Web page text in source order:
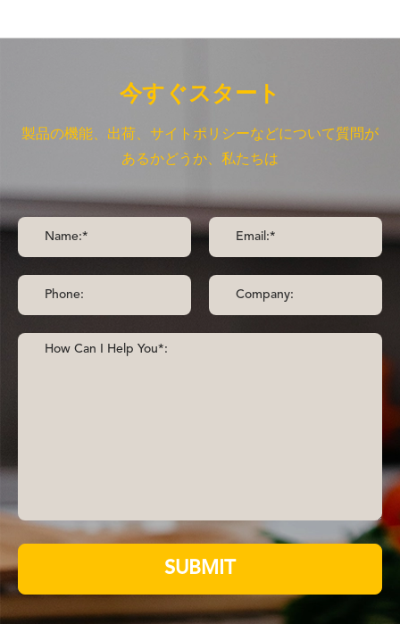
今すぐスタート
製品の機能、出荷、サイトポリシーなどについて質問が
あるかどうか、私たちは
SUBMIT